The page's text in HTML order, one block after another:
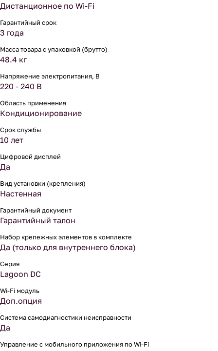
Дистанционное по Wi-Fi
Гарантийный срок
3 года
Масса товара с упаковкой (брутто)
48.4 кг
Напряжение электропитания, В
220 - 240 В
Область применения
Кондиционирование
Срок службы
10 лет
Цифровой дисплей
Да
Вид установки (крепления)
Настенная
Гарантийный документ
Гарантийный талон
Набор крепежных элементов в комплекте
Да (только для внутреннего блока)
Серия
Lagoon DC
Wi-Fi модуль
Доп.опция
Система самодиагностики неисправности
Да
Управление c мобильного приложения по Wi-Fi